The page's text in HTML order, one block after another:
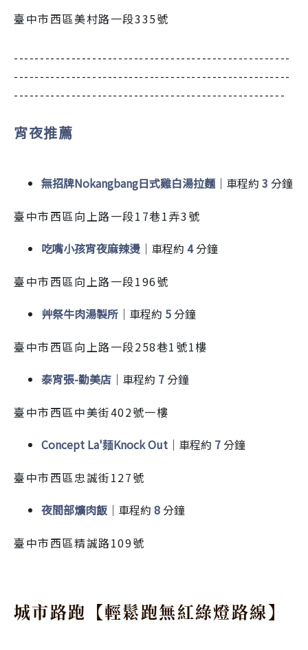
臺中市西區美村路一段335號
-----------------------------------------------------
-----------------------------------------------------
----------------------------------------------------
宵夜推薦
無招牌Nokangbang日式雞白湯拉麵｜車程約 3 分鐘
臺中市西區向上路一段17巷1弄3號
吃嘴小孩宵夜麻辣燙 ｜車程約 4分鐘
臺中市西區向上路一段196號
艸祭牛肉湯製所 ｜車程約 5分鐘
臺中市西區向上路一段258巷1號1樓
泰宵張-勤美店 ｜車程約 7分鐘
臺中市西區中美街402號一樓
Concept La'麺Knock Out ｜車程約 7分鐘
臺中市西區忠誠街127號
夜間部爌肉飯 ｜車程約 8分鐘
臺中市西區精誠路109號
城市路跑【輕鬆跑無紅綠燈路線】